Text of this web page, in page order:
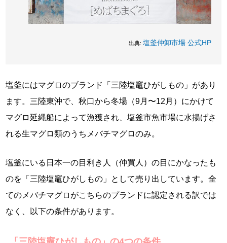
出典: 塩釜仲卸市場 公式HP
塩釜にはマグロのブランド「三陸塩竈ひがしもの」があり
ます。三陸東沖で、秋口から冬場（9月〜12月）にかけて
マグロ延縄船によって漁獲され、塩釜市魚市場に水揚げさ
れる生マグロ類のうちメバチマグロのみ。
塩釜にいる日本一の目利き人（仲買人）の目にかなったも
のを「三陸塩竈ひがしもの」として売り出しています。全
てのメバチマグロがこちらのプランドに認定される訳では
なく、以下の条件があります。